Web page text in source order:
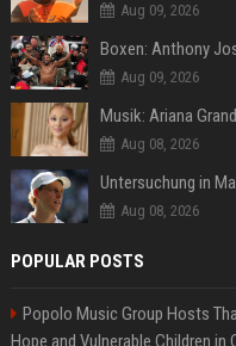
Aug 09, 2026
Aug 09, 2026
Aug 08, 2026
Untersuchung in
Aug 08, 2026
POPULAR POSTS
Popolo Music Group Hosts
Hope and Vulnerable Children in